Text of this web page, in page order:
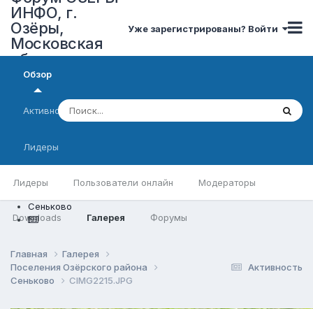
ИНФО, г.
Озёры,
Московская
область
Уже зарегистрированы? Войти
Обзор
Лидеры Пользователи онлайн Модераторы
Downloads Галерея Форумы
Активность
Лидеры
Сеньково
Активность
Главная
Галерея
Поселения Озёрского района
Сеньково
CIMG2215.JPG